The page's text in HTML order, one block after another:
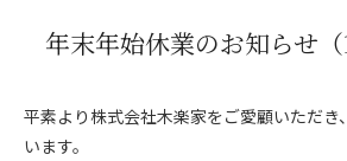
年末年始休業のお知らせ（
平素より株式会社木楽家をご愛顧いただき
います。